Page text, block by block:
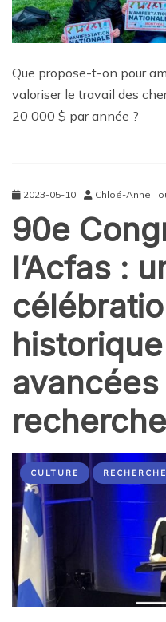
Que propose-t-on pour
valoriser le travail des
20 000 $ par année ?
2023-05-10 Chloé-Anne
90e
l’Acfas :
recherche
CULTURE RECHERCHE